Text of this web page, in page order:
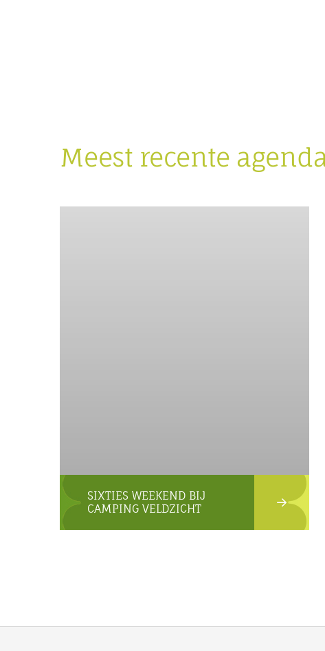
Meest recente
SIXTIES WEEKEND BIJ
CAMPING VELDZICHT